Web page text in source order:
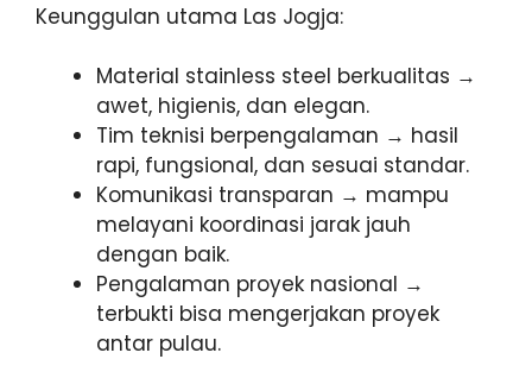
Keunggulan utama Las Jogja:
Material stainless steel berkualitas →
awet, higienis, dan elegan.
Tim teknisi berpengalaman → hasil
rapi, fungsional, dan sesuai standar.
Komunikasi transparan → mampu
melayani koordinasi jarak jauh
dengan baik.
Pengalaman proyek nasional →
terbukti bisa mengerjakan proyek
antar pulau.